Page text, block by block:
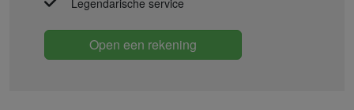
Open een rekening